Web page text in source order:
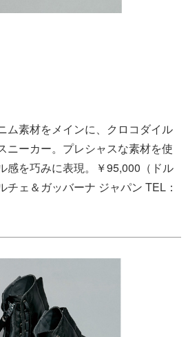
ム素材をメインに、クロコダイル
ニーカー。プレシャスな素材を使
感を巧みに表現。￥95,000（ドル
チェ＆ガッバーナ ジャパン TEL：